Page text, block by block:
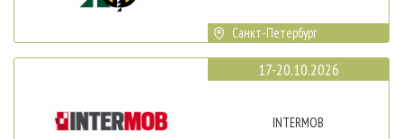
Санкт-Петербург
17-20.10.2026
INTERMOB